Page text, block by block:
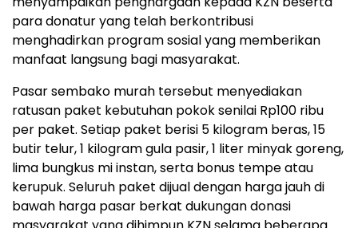
para donatur yang telah berkontribusi
menghadirkan program sosial yang memberikan
manfaat langsung bagi masyarakat.
Pasar sembako murah tersebut menyediakan
ratusan paket kebutuhan pokok senilai Rp100 ribu
per paket. Setiap paket berisi 5 kilogram beras, 15
butir telur, 1 kilogram gula pasir, 1 liter minyak goreng,
lima bungkus mi instan, serta bonus tempe atau
kerupuk. Seluruh paket dijual dengan harga jauh di
bawah harga pasar berkat dukungan donasi